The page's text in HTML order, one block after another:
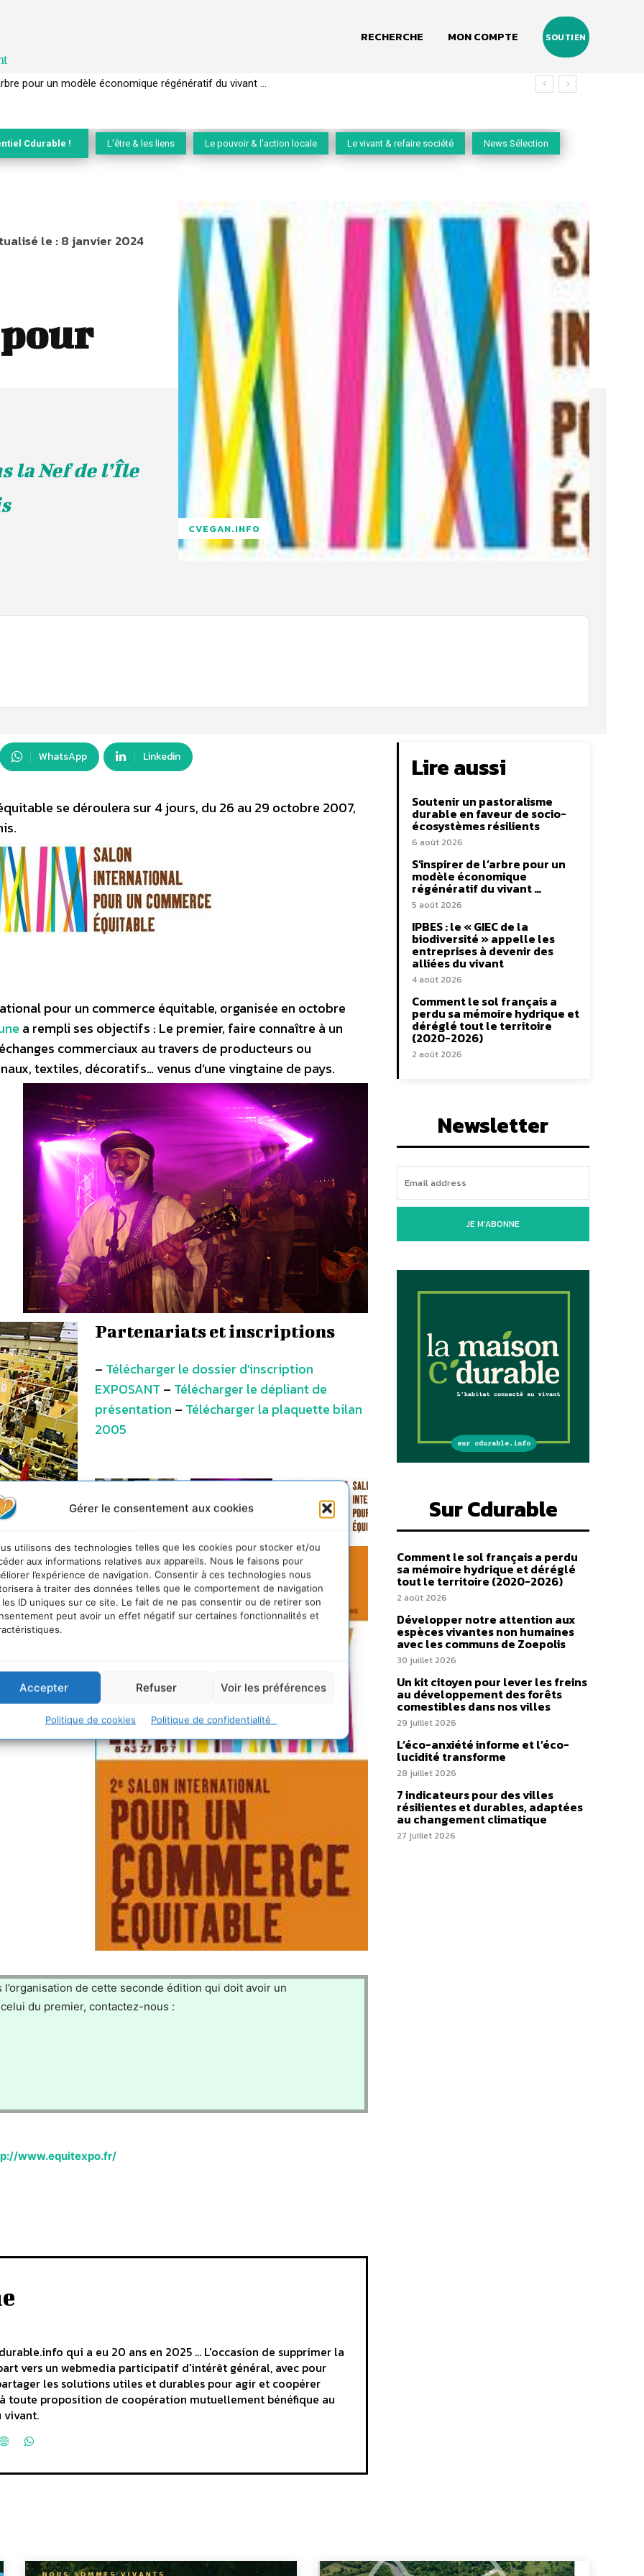
Gérer le consentement aux cookies
utilisons des technologies telles que les cookies pour stocker et/ou
aux informations relatives aux appareils. Nous le faisons pour
l’expérience de navigation. Consentir à ces technologies nous
à traiter des données telles que le comportement de navigation
les ID uniques sur ce site. Le fait de ne pas consentir ou de retirer son
peut avoir un effet négatif sur certaines fonctionnalités et
Accepter Refuser Voir les préférences
Politique de cookies Politique de confidentialité
RECHERCHE MON COMPTE SOUTIEN
de la biodiversité » appelle les entreprises à devenir des alliées du vivant
Cdurable ! L'être & les liens Le pouvoir & l'action locale Le vivant & refaire société News Sélection
le :8 janvier 2024
la Nef de l’Île
CVEGAN.INFO
WhatsApp Linkedin
se déroulera sur 4 jours, du 26 au 29 octobre 2007,
pour un commerce équitable, organisée en octobre
a rempli ses objectifs : Le premier, faire connaître à un
commerciaux au travers de producteurs ou
textiles, décoratifs… venus d’une vingtaine de pays.
Partenariats et inscriptions
– Télécharger le dossier d’inscription
EXPOSANT – Télécharger le dépliant de
présentation – Télécharger la plaquette bilan
2005
de cette seconde édition qui doit avoir un
du premier, contactez-nous :
www.equitexpo.fr/
qui a eu 20 ans en 2025 ... L'occasion de supprimer la
vers un webmedia participatif d'intérêt général, avec pour
les solutions utiles et durables pour agir et coopérer
toute proposition de coopération mutuellement bénéfique au
vivant.
Lire aussi
Soutenir un pastoralisme
durable en faveur de socio-
écosystèmes résilients
6 août 2026
S’inspirer de l’arbre pour un
modèle économique
régénératif du vivant …
5 août 2026
IPBES : le « GIEC de la
biodiversité » appelle les
entreprises à devenir des
alliées du vivant
4 août 2026
Comment le sol français a
perdu sa mémoire hydrique et
déréglé tout le territoire
(2020-2026)
2 août 2026
Newsletter
JE M'ABONNE
Sur Cdurable
Comment le sol français a perdu
sa mémoire hydrique et déréglé
tout le territoire (2020-2026)
2 août 2026
Développer notre attention aux
espèces vivantes non humaines
avec les communs de Zoepolis
30 juillet 2026
Un kit citoyen pour lever les freins
au développement des forêts
comestibles dans nos villes
29 juillet 2026
L’éco-anxiété informe et l’éco-
lucidité transforme
28 juillet 2026
7 indicateurs pour des villes
résilientes et durables, adaptées
au changement climatique
27 juillet 2026